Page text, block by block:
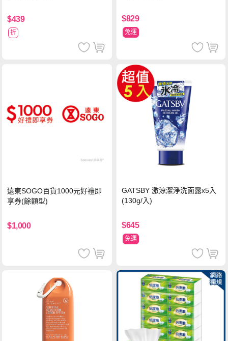
$439
折
$829
免運
遠東SOGO百貨1000元好禮即
享券(餘額型)
$1,000
GATSBY 激涼潔淨洗面露x5入
(130g/入)
$645
免運